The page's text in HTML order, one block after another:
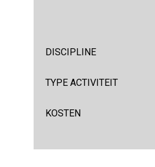
DISCIPLINE
TYPE ACTIVITEIT
KOSTEN